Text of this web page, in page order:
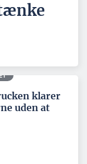
klarer
uden at